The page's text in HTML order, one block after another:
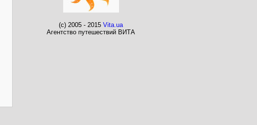
(c) 2005 - 2015 Vita.ua
Агентство путешествий ВИТА